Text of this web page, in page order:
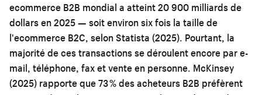
ecommerce B2B mondial a atteint 20 900 milliards de
dollars en 2025 — soit environ six fois la taille de
l'ecommerce B2C, selon Statista (2025). Pourtant, la
majorité de ces transactions se déroulent encore par e-
mail, téléphone, fax et vente en personne. McKinsey
(2025) rapporte que 73 % des acheteurs B2B préfèrent